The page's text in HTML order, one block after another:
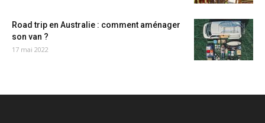
Road trip en Australie : comment aménager
son van ?
17 mai 2022